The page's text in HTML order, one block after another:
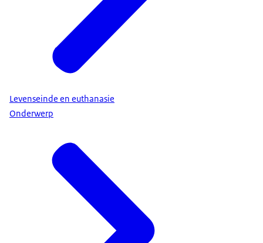
Levenseinde en euthanasie
Onderwerp